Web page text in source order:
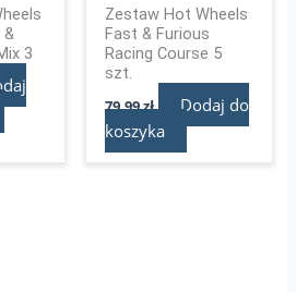
&
3
Zestaw Hot Wheels
Fast & Furious
Racing Course 5
szt.
79,99zł
Dodaj do
koszyka